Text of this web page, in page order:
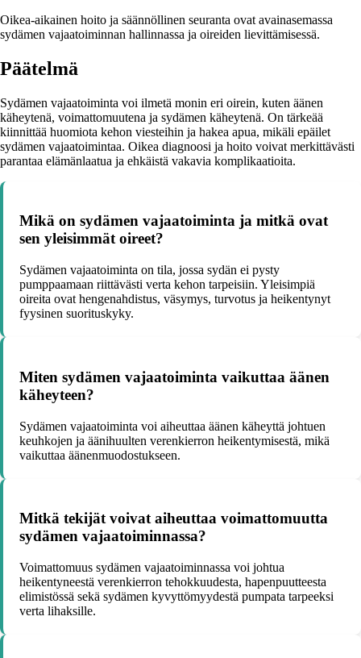
Oikea-aikainen hoito ja säännöllinen seuranta ovat avainasemassa
sydämen vajaatoiminnan hallinnassa ja oireiden lievittämisessä.
Päätelmä
Sydämen vajaatoiminta voi ilmetä monin eri oirein, kuten äänen
käheytenä, voimattomuutena ja sydämen käheytenä. On tärkeää
kiinnittää huomiota kehon viesteihin ja hakea apua, mikäli epäilet
sydämen vajaatoimintaa. Oikea diagnoosi ja hoito voivat merkittävästi
parantaa elämänlaatua ja ehkäistä vakavia komplikaatioita.
Mikä on sydämen vajaatoiminta ja mitkä ovat
sen yleisimmät oireet?
Sydämen vajaatoiminta on tila, jossa sydän ei pysty
pumppaamaan riittävästi verta kehon tarpeisiin. Yleisimpiä
oireita ovat hengenahdistus, väsymys, turvotus ja heikentynyt
fyysinen suorituskyky.
Miten sydämen vajaatoiminta vaikuttaa äänen
käheyteen?
Sydämen vajaatoiminta voi aiheuttaa äänen käheyttä johtuen
keuhkojen ja äänihuulten verenkierron heikentymisestä, mikä
vaikuttaa äänenmuodostukseen.
Mitkä tekijät voivat aiheuttaa voimattomuutta
sydämen vajaatoiminnassa?
Voimattomuus sydämen vajaatoiminnassa voi johtua
heikentyneestä verenkierron tehokkuudesta, hapenpuutteesta
elimistössä sekä sydämen kyvyttömyydestä pumpata tarpeeksi
verta lihaksille.